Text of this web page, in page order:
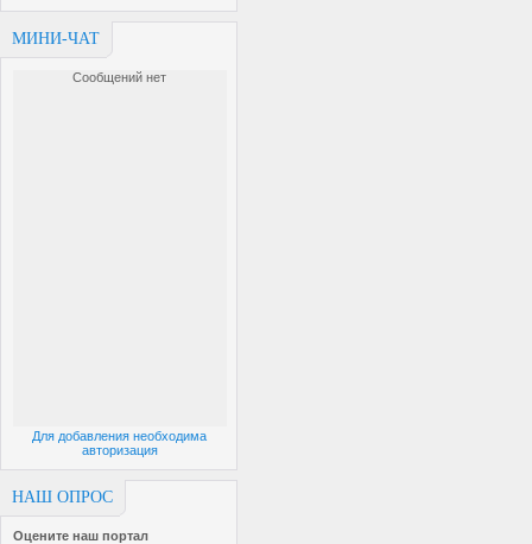
МИНИ-ЧАТ
Для добавления необходима
авторизация
НАШ ОПРОС
Оцените наш портал